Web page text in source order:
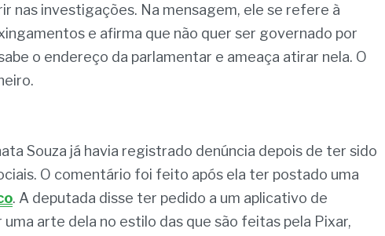
nas investigações. Na mensagem, ele se refere à
e afirma que não quer ser governado por
o endereço da parlamentar e ameaça atirar nela. O
Souza já havia registrado denúncia depois de ter sido
O comentário foi feito após ela ter postado uma
. A deputada disse ter pedido a um aplicativo de
arte dela no estilo das que são feitas pela Pixar,